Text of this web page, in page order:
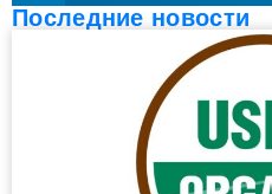
Последние новости